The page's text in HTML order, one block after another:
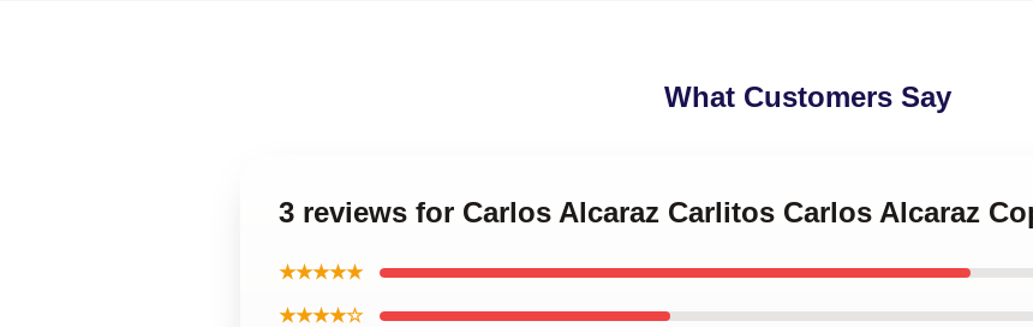
What Customers Say
3 reviews for Carlos Alcaraz Carlitos Carlos Alcaraz
★★★★★
★★★★☆